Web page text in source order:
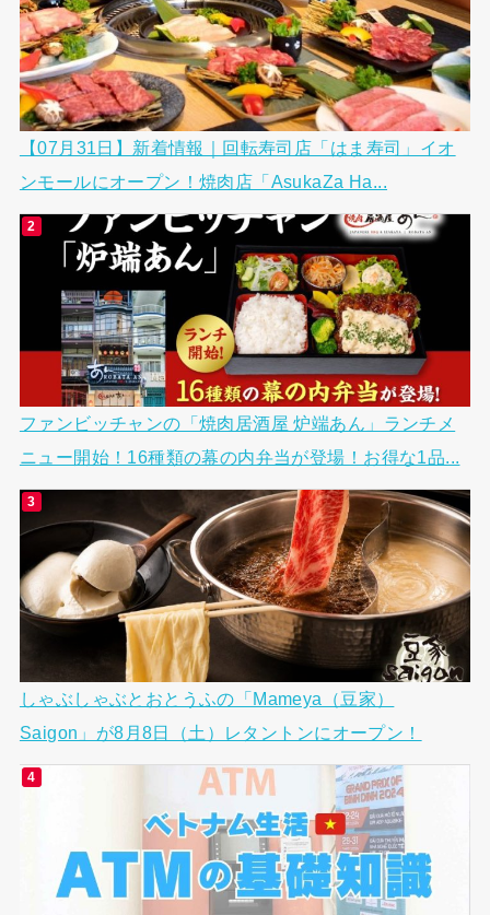
【07月31日】新着情報｜回転寿司店「はま寿司」イオ
ンモールにオープン！焼肉店「AsukaZa Ha...
ファンビッチャンの「焼肉居酒屋 炉端あん」ランチメ
ニュー開始！16種類の幕の内弁当が登場！お得な1品...
しゃぶしゃぶとおとうふの「Mameya（豆家）
Saigon」が8月8日（土）レタントンにオープン！